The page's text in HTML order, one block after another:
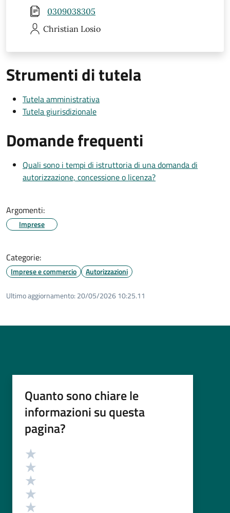
0309038305
Christian Losio
Strumenti di tutela
Tutela amministrativa
Tutela giurisdizionale
Domande frequenti
Quali sono i tempi di istruttoria di una domanda di
autorizzazione, concessione o licenza?
Argomenti:
Imprese
Categorie:
Imprese e commercio Autorizzazioni
Ultimo aggiornamento: 20/05/2026 10:25.11
Quanto sono chiare le
informazioni su questa
pagina?
Valutazione